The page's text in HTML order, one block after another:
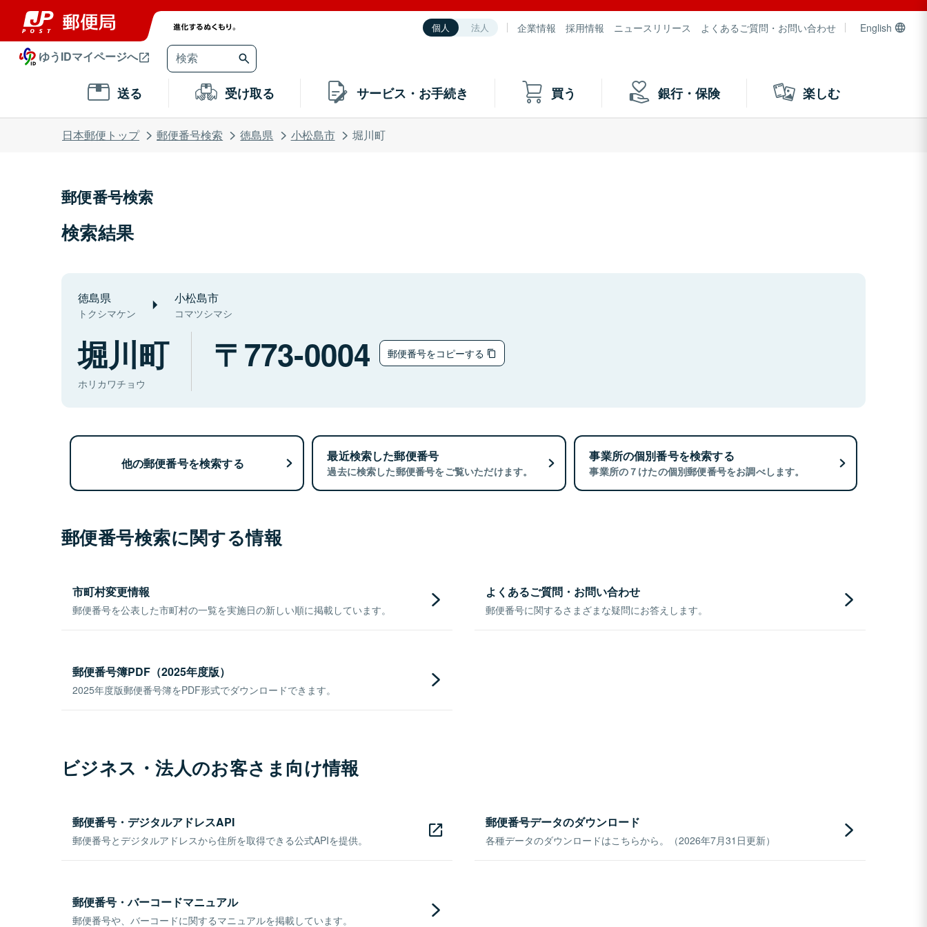
個人 法人 企業情報 採用情報 ニュースリリース よくあるご質問・お問い合わせ English
ゆうIDマイページへ
送る 受け取る サービス・お手続き 買う 銀行・保険 楽しむ
日本郵便トップ 郵便番号検索 徳島県 小松島市 堀川町
郵便番号検索
検索結果
徳島県
トクシマケン
小松島市
コマツシマシ
堀川町
ホリカワチョウ
773-0004 郵便番号をコピーする
他の郵便番号を検索する 最近検索した郵便番号
過去に検索した郵便番号をご覧いただけます。
事業所の個別番号を検索する
事業所の７けたの個別郵便番号をお調べします。
郵便番号検索に関する情報
市町村変更情報
郵便番号を公表した市町村の一覧を実施日の新しい順に掲載しています。
よくあるご質問・お問い合わせ
郵便番号に関するさまざまな疑問にお答えします。
郵便番号簿PDF（2025年度版）
2025年度版郵便番号簿をPDF形式でダウンロードできます。
ビジネス・法人のお客さま向け情報
郵便番号・デジタルアドレスAPI
郵便番号とデジタルアドレスから住所を取得できる公式APIを提供。
郵便番号データのダウンロード
各種データのダウンロードはこちらから。（2026年7月31日更新）
郵便番号・バーコードマニュアル
郵便番号や、バーコードに関するマニュアルを掲載しています。